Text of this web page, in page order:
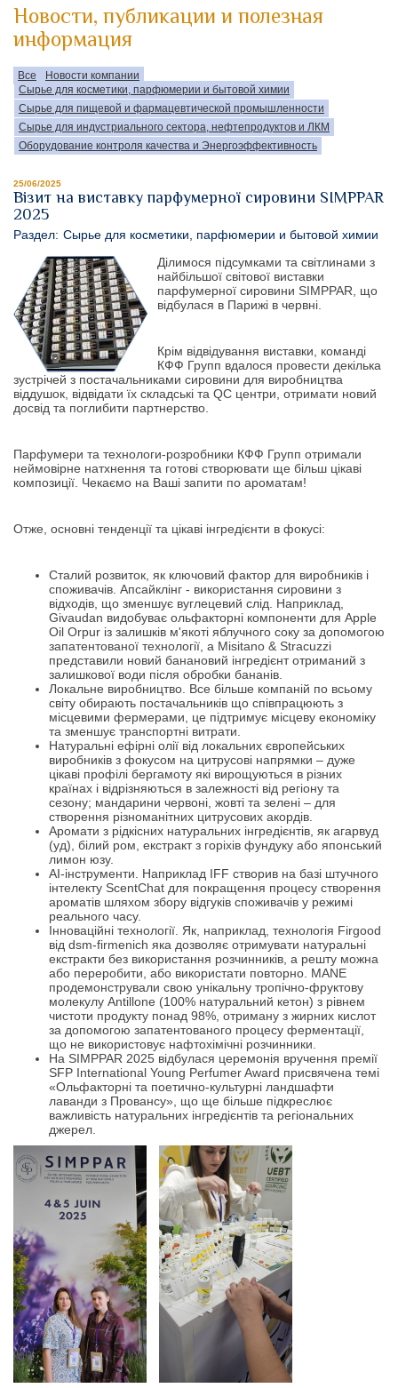
Новости, публикации и полезная
информация
Все
Новости компании
Сырье для косметики, парфюмерии и бытовой химии
Сырье для пищевой и фармацевтической промышленности
Сырье для индустриального сектора, нефтепродуктов и ЛКМ
Оборудование контроля качества и Энергоэффективность
25/06/2025
Візит на виставку парфумерної сировини SIMPPAR
2025
Раздел: Сырье для косметики, парфюмерии и бытовой химии
Ділимося підсумками та світлинами з
найбільшої світової виставки
парфумерної сировини SIMPPAR, що
відбулася в Парижі в червні.
Крім відвідування виставки, команді
КФФ Групп вдалося провести декілька
зустрічей з постачальниками сировини для виробництва
віддушок, відвідати їх складські та QC центри, отримати новий
досвід та поглибити партнерство.
Парфумери та технологи-розробники КФФ Групп отримали
неймовірне натхнення та готові створювати ще більш цікаві
композиції. Чекаємо на Ваші запити по ароматам!
Отже, основні тенденції та цікаві інгредієнти в фокусі:
Сталий розвиток, як ключовий фактор для виробників і
споживачів. Апсайклінг - використання сировини з
відходів, що зменшує вуглецевий слід. Наприклад,
Givaudan видобуває ольфакторні компоненти для Apple
Oil Orpur із залишків м'якоті яблучного соку за допомогою
запатентованої технології, а Misitano & Stracuzzi
представили новий банановий інгредієнт отриманий з
залишкової води після обробки бананів.
Локальне виробництво. Все більше компаній по всьому
світу обирають постачальників що співпрацюють з
місцевими фермерами, це підтримує місцеву економіку
та зменшує транспортні витрати.
Натуральні ефірні олії від локальних європейських
виробників з фокусом на цитрусові напрямки – дуже
цікаві профілі бергамоту які вирощуються в різних
країнах і відрізняються в залежності від регіону та
сезону; мандарини червоні, жовті та зелені – для
створення різноманітних цитрусових акордів.
Аромати з рідкісних натуральних інгредієнтів, як агарвуд
(уд), білий ром, екстракт з горіхів фундуку або японський
лимон юзу.
AI-інструменти. Наприклад IFF створив на базі штучного
інтелекту ScentChat для покращення процесу створення
ароматів шляхом збору відгуків споживачів у режимі
реального часу.
Інноваційні технології. Як, наприклад, технологія Firgood
від dsm-firmenich яка дозволяє отримувати натуральні
екстракти без використання розчинників, а решту можна
або переробити, або використати повторно. MANE
продемонстрували свою унікальну тропічно-фруктову
молекулу Antillone (100% натуральний кетон) з рівнем
чистоти продукту понад 98%, отриману з жирних кислот
за допомогою запатентованого процесу ферментації,
що не використовує нафтохімічні розчинники.
На SIMPPAR 2025 відбулася церемонія вручення премії
SFP International Young Perfumer Award присвячена темі
«Ольфакторні та поетично-культурні ландшафти
лаванди з Провансу», що ще більше підкреслює
важливість натуральних інгредієнтів та регіональних
джерел.